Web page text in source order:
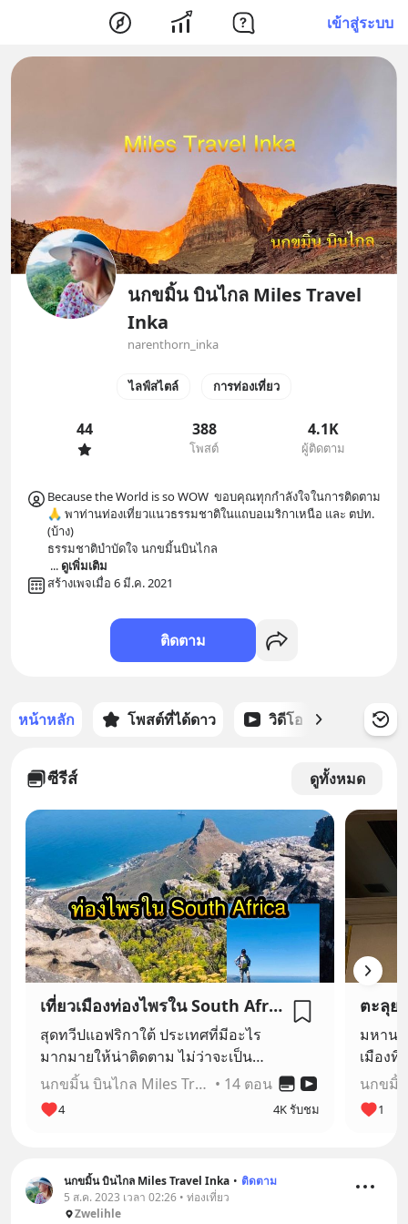
เข้าสู่ระบบ
นกขมิ้น บินไกล Miles Travel
Inka
narenthorn_inka
ไลฟ์สไตล์ การท่องเที่ยว
44 388
โพสต์
4.1K
ผู้ติดตาม
Because the World is so WOW  ขอบคุณทุกกำลังใจในการติดตาม
🙏 พาท่านท่องเที่ยวแนวธรรมชาติในแถบอเมริกาเหนือ และ ตปท.
(บ้าง)
ธรรมชาติบำบัดใจ นกขมิ้นบินไกล
... ดูเพิ่มเติม
สร้างเพจเมื่อ 6 มี.ค. 2021
ติดตาม
หน้าหลัก โพสต์ที่ได้ดาว วิดีโอ พอดแ
ซีรีส์ ดูทั้งหมด
เที่ยวเมืองท่องไพรใน South Africa 🇿🇦
สุดทวีปแอฟริกาใต้ ประเทศที่มีอะไร
มากมายให้น่าติดตาม ไม่ว่าจะเป็น
เมืองที่สวยที่สุดในโลก และบรรดา
สิงสาราสัตว์ และแหลมกู้ดโฮป และการ
บรรจบกันของสองมหาสมุทร และอีก
นกขมิ้น บินไกล Miles Travel Inka • 14 ตอน
4 4K รับชม
ตะลุย
มหาน
เมืองที่
แหล่ง
ปลาย
โลก
1
นกขมิ้น บินไกล Miles Travel Inka • ติดตาม
5 ส.ค. 2023 เวลา 02:26 • ท่องเที่ยว
Zwelihle